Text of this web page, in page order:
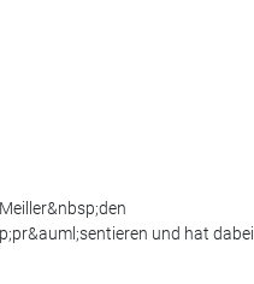
und hat dabei